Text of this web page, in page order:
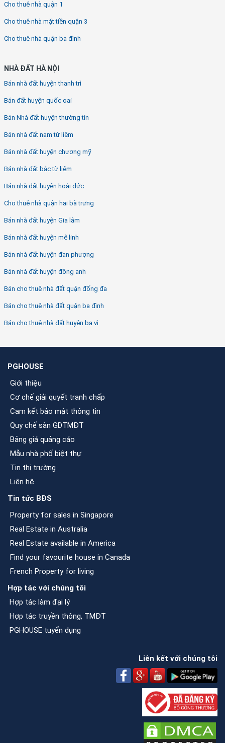
Cho thuê nhà quận 1
Cho thuê nhà mặt tiền quận 3
Cho thuê nhà quận ba đình
NHÀ ĐẤT HÀ NỘI
Bán nhà đất huyện thanh trì
Bán đất huyện quốc oai
Bán Nhà đất huyện thường tín
Bán nhà đất nam từ liêm
Bán nhà đất huyện chương mỹ
Bán nhà đất bắc từ liêm
Bán nhà đất huyện hoài đức
Cho thuê nhà quận hai bà trưng
Bán nhà đất huyện Gia lâm
Bán nhà đất huyện mê linh
Bán nhà đất huyện đan phượng
Bán nhà đất huyện đông anh
Bán cho thuê nhà đất quận đống đa
Bán cho thuê nhà đất quận ba đình
Bán cho thuê nhà đất huyện ba vì
PGHOUSE
Giới thiệu
Cơ chế giải quyết tranh chấp
Cam kết bảo mật thông tin
Quy chế sàn GDTMĐT
Bảng giá quảng cáo
Mẫu nhà phố biệt thự
Tin thị trường
Liên hệ
Tin tức BĐS
Property for sales in Singapore
Real Estate in Australia
Real Estate available in America
Find your favourite house in Canada
French Property for living
Hợp tác với chúng tôi
Hợp tác làm đại lý
Hợp tác truyền thông, TMĐT
PGHOUSE tuyển dụng
Liên kết với chúng tôi